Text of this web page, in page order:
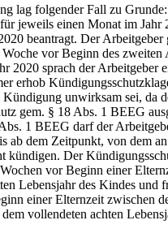
lag folgender Fall zu
jeweils einen Monat im Jahr
beantragt. Der Arbeitgeber
vor Beginn des zweiten
2020 sprach der Arbeitgeber
erhob
Kündigung unwirksam sei, da
gem. § 18 Abs. 1 BEEG
1 BEEG darf der
ab dem Zeitpunkt, von dem
kündigen. Der
vor Beginn einer
Lebensjahr des Kindes und
einer Elternzeit zwischen
vollendeten achten